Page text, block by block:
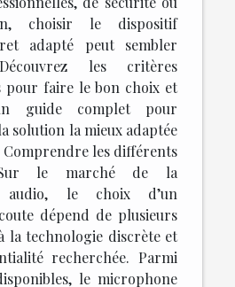
choisir le dispositif
adapté peut sembler
les critères
pour faire le bon choix et
guide complet pour
solution la mieux adaptée
Comprendre les différents
Sur le marché de la
audio, le choix d’un
dépend de plusieurs
la technologie discrète et
recherchée. Parmi
le microphone